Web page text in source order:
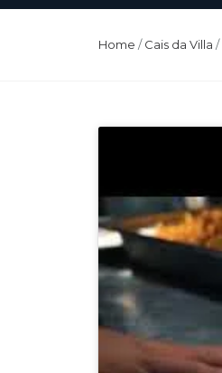
Home /Cais da Villa /